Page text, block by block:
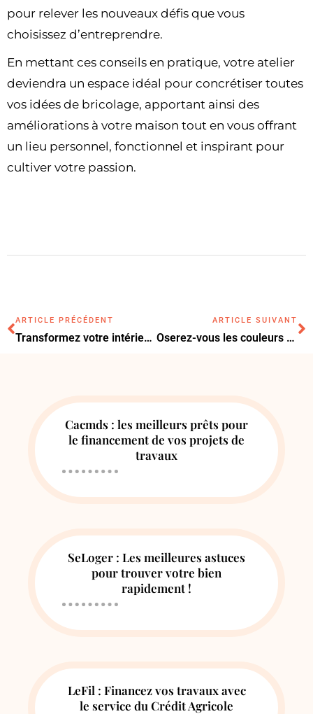
pour relever les nouveaux défis que vous
choisissez d’entreprendre.
En mettant ces conseils en pratique, votre atelier
deviendra un espace idéal pour concrétiser toutes
vos idées de bricolage, apportant ainsi des
améliorations à votre maison tout en vous offrant
un lieu personnel, fonctionnel et inspirant pour
cultiver votre passion.
ARTICLE PRÉCÉDENT
Transformez votre intérieur avec ces idées DIY astucieuses et surprenantes
ARTICLE SUIVANT
Oserez-vous les couleurs vives ? Égayez votre déco maison avec style !
Cacmds : les meilleurs prêts pour
le financement de vos projets de
travaux
SeLoger : Les meilleures astuces
pour trouver votre bien
rapidement !
LeFil : Financez vos travaux avec
le service du Crédit Agricole